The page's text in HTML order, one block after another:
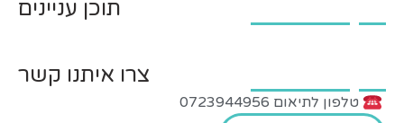
תוכן עניינים
צרו איתנו קשר
טלפון לתיאום 0723944956